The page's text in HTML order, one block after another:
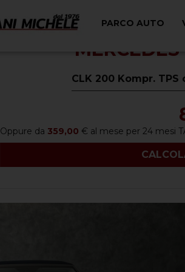
PARCO AUTO
CLK 200 Kompr.
Oppure da 359,00 € al mese per24 mesi